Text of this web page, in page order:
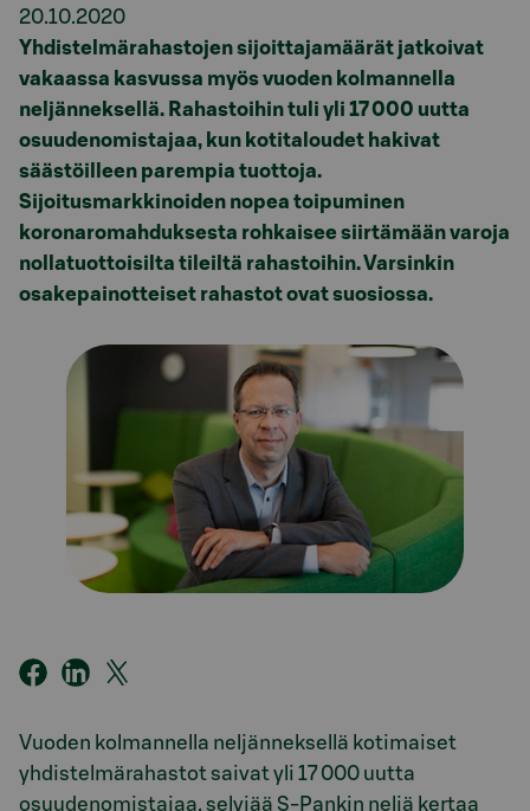
20.10.2020
Yhdistelmärahastojen sijoittajamäärät jatkoivat
vakaassa kasvussa myös vuoden kolmannella
neljänneksellä. Rahastoihin tuli yli 17 000 uutta
osuudenomistajaa, kun kotitaloudet hakivat
säästöilleen parempia tuottoja.
Sijoitusmarkkinoiden nopea toipuminen
koronaromahduksesta rohkaisee siirtämään varoja
nollatuottoisilta tileiltä rahastoihin. Varsinkin
osakepainotteiset rahastot ovat suosiossa.
Vuoden kolmannella neljänneksellä kotimaiset
yhdistelmärahastot saivat yli 17 000 uutta
osuudenomistajaa, selviää S-Pankin neljä kertaa